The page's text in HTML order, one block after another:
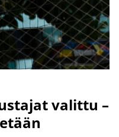
valittu –